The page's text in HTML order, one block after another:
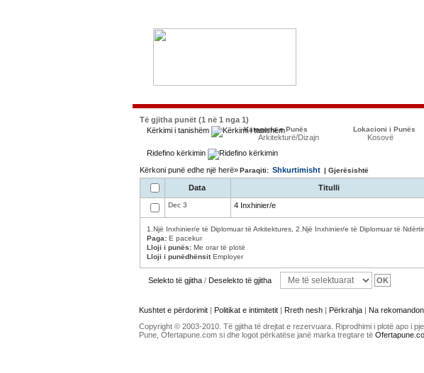
Të gjitha punët (1 në 1 nga 1)
Kërkimi i tanishëm
Kategoria e Punës
Arkitekturë/Dizajn
Lokacioni i Punës
Kosovë
Ridefino kërkimin
Kërkoni punë edhe një herë»Paraqiti: Shkurtimisht | Gjerësishtë
Data Titulli
Dec 3 4 Inxhinier/e
1.Një Inxhinier/e të Diplomuar të Arkitektures, 2.Një Inxhinier/e të Diplomuar të
Paga: E pacekur
Lloji i punës: Me orar të plotë
Lloji i punëdhënsitEmployer
Selekto të gjitha / Deselekto të gjitha
Kushtet e përdorimit | Politikat e intimitetit | Rreth nesh | Përkrahja | Na
Copyright © 2003-2010. Të gjitha të drejtat e rezervuara. Riprodhimi i plotë apo i
Pune, Ofertapune.com si dhe logot përkatëse janë marka tregtare të